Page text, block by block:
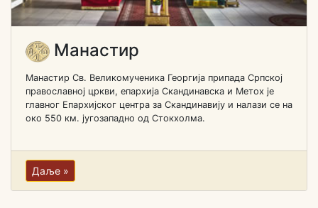
Манастир
Манастир Св. Великомученика Георгија припада Српској
православној цркви, епархија Скандинавска и Метох је
главног Епархијског центра за Скандинавију и налази се на
око 550 км. југозападно од Стокхолма.
Даље »